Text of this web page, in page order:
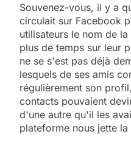
Souvenez-vous, il y a
circulait sur Facebook
utilisateurs le nom de
plus de temps sur leur
ne se s'est pas déjà
lesquels de ses amis
régulièrement son
contacts pouvaient
d'une autre qu'il les
plateforme nous jette